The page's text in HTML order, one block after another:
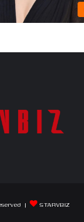
| STARVBIZ